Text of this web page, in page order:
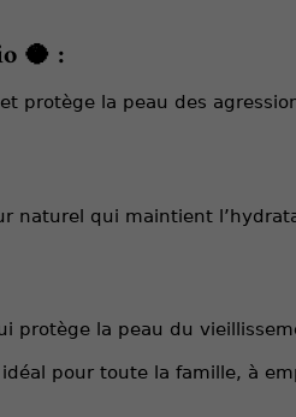
🥥 :
protège la peau des
naturel qui maintient
protège la peau du
pour toute la famille, à